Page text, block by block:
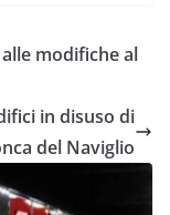
modifiche al
in disuso di
del Naviglio